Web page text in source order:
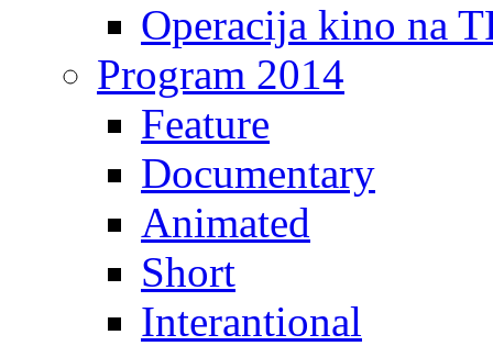
Operacija kino na
Program 2014
Feature
Documentary
Animated
Short
Interantional